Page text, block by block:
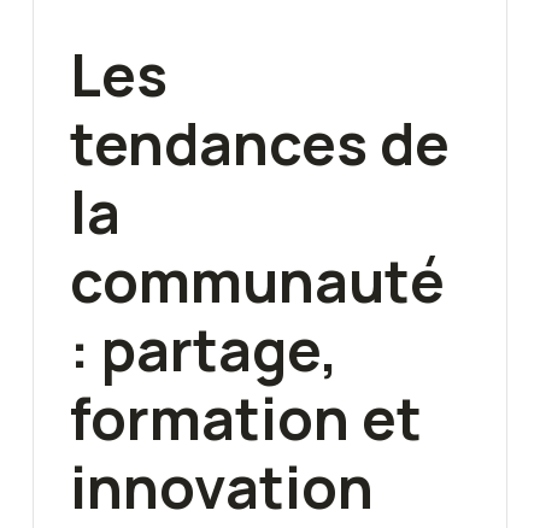
Les
tendances de
la
communauté
: partage,
formation et
innovation